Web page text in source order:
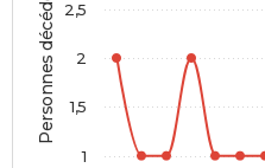
Personnes décédées
1
1,5
2
2,5